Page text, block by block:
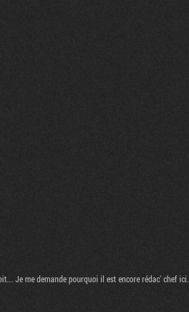
Je me demande pourquoi il est encore rédac' chef ici.